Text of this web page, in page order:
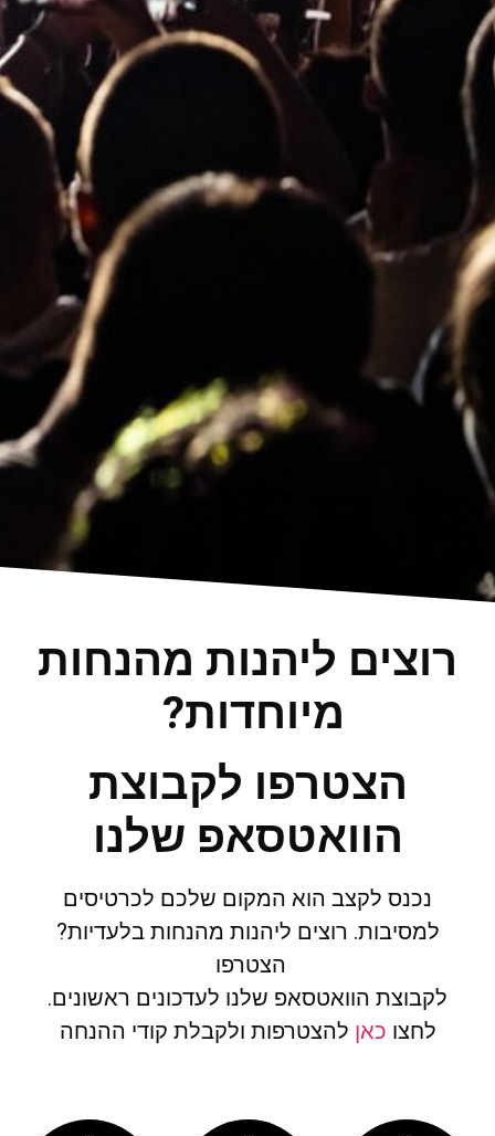
רוצים ליהנות מהנחות
מיוחדות?
הצטרפו לקבוצת
הוואטסאפ שלנו
נכנס לקצב הוא המקום שלכם לכרטיסים
למסיבות. רוצים ליהנות מהנחות בלעדיות?
הצטרפו
לקבוצת הוואטסאפ שלנו לעדכונים ראשונים.
לחצו כאן להצטרפות ולקבלת קודי ההנחה